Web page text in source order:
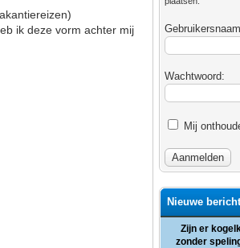
ik deze vorm achter mij
Wachtwoord:
Mij
Nieuwe
Zijn er
zonder